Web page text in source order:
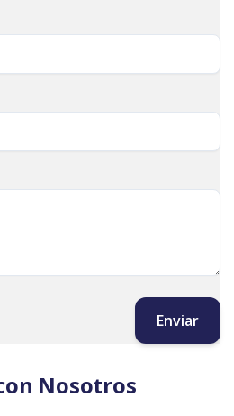
Enviar
Nosotros